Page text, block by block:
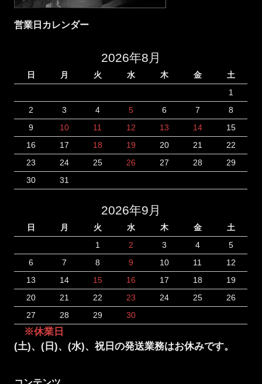
営業日カレンダー
2026年8月
日 月 火 水 木 金
土
1
2
3 4 5 6 7
8
9
10 11 12 13 14
15
16
17 18 19 20 21
22
23
24 25 26 27 28
29
30
31
2026年9月
日 月 火 水 木 金
土
1
2 3 4
5
6
7 8 9 10 11
12
13
14 15 16 17 18
19
20
21 22 23 24 25
26
27
28 29 30
※休業日
(土)、(日)、(水)、祝日の発送業務はお休みです。